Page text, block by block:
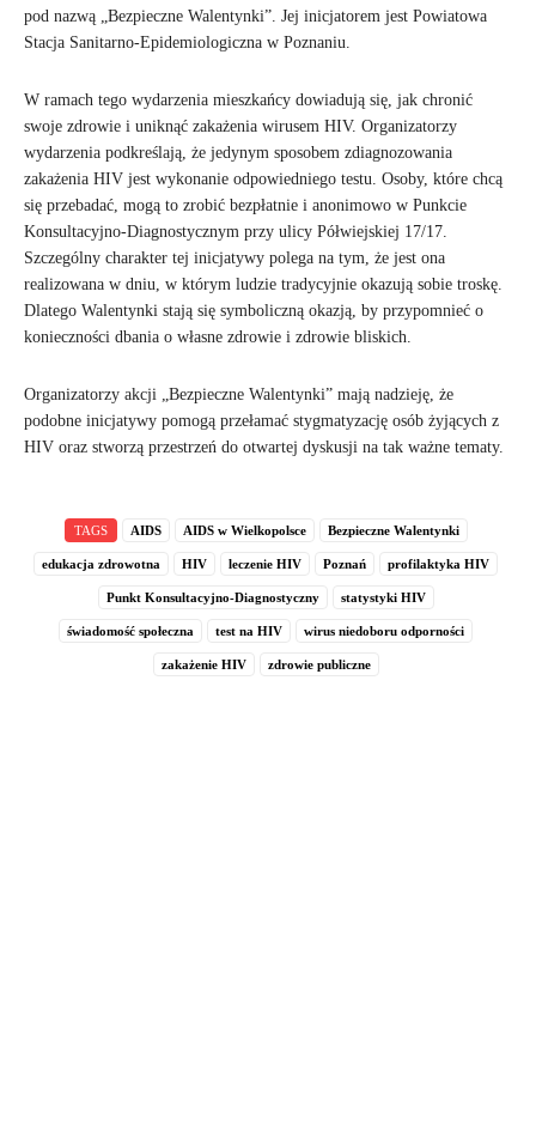
pod nazwą „Bezpieczne Walentynki”. Jej inicjatorem jest Powiatowa
Stacja Sanitarno-Epidemiologiczna w Poznaniu.
W ramach tego wydarzenia mieszkańcy dowiadują się, jak chronić
swoje zdrowie i uniknąć zakażenia wirusem HIV. Organizatorzy
wydarzenia podkreślają, że jedynym sposobem zdiagnozowania
zakażenia HIV jest wykonanie odpowiedniego testu. Osoby, które chcą
się przebadać, mogą to zrobić bezpłatnie i anonimowo w Punkcie
Konsultacyjno-Diagnostycznym przy ulicy Półwiejskiej 17/17.
Szczególny charakter tej inicjatywy polega na tym, że jest ona
realizowana w dniu, w którym ludzie tradycyjnie okazują sobie troskę.
Dlatego Walentynki stają się symboliczną okazją, by przypomnieć o
konieczności dbania o własne zdrowie i zdrowie bliskich.
Organizatorzy akcji „Bezpieczne Walentynki” mają nadzieję, że
podobne inicjatywy pomogą przełamać stygmatyzację osób żyjących z
HIV oraz stworzą przestrzeń do otwartej dyskusji na tak ważne tematy.
TAGS AIDS AIDS w Wielkopolsce Bezpieczne Walentynki
edukacja zdrowotna HIV leczenie HIV Poznań profilaktyka HIV
Punkt Konsultacyjno-Diagnostyczny statystyki HIV
świadomość społeczna test na HIV wirus niedoboru odporności
zakażenie HIV zdrowie publiczne